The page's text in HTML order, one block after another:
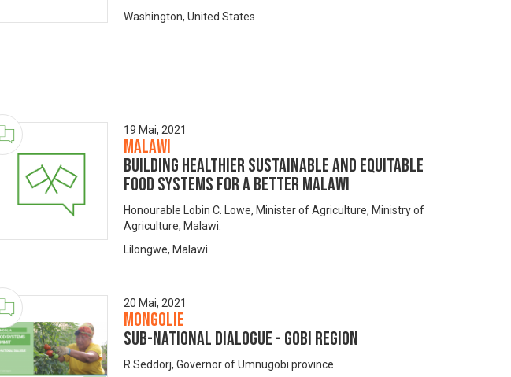
Washington, United States
19 Mai, 2021
Malawi
Building healthier sustainable and equitable
food systems for a better Malawi
Honourable Lobin C. Lowe, Minister of Agriculture, Ministry of
Agriculture, Malawi.
Lilongwe, Malawi
20 Mai, 2021
Mongolie
Sub-national dialogue - Gobi region
R.Seddorj, Governor of Umnugobi province